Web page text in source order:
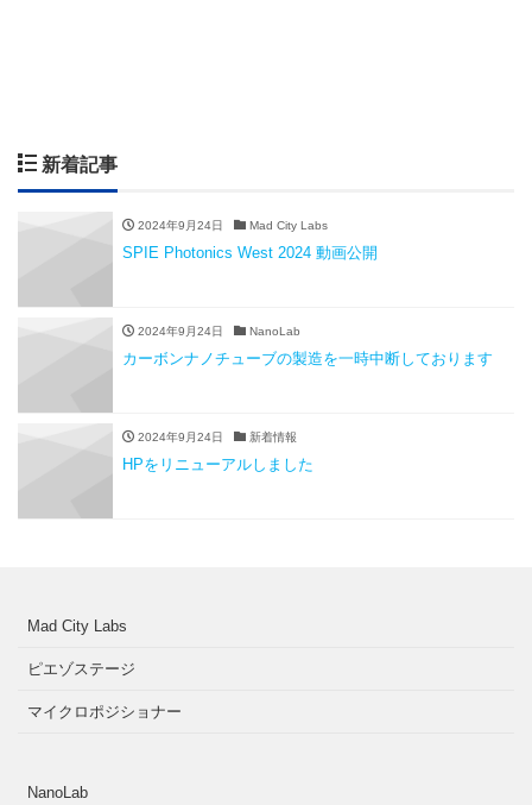
新着記事
2024年9月24日 Mad City Labs
SPIE Photonics West 2024 動画公開
2024年9月24日 NanoLab
カーボンナノチューブの製造を一時中断しております
2024年9月24日 新着情報
HPをリニューアルしました
Mad City Labs
ピエゾステージ
マイクロポジショナー
NanoLab